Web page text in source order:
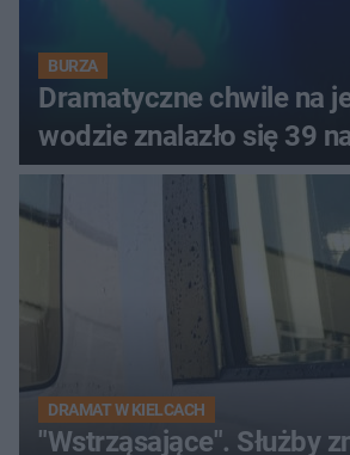
BURZA
Dramatyczne chwile na
wodzie znalazło się 39
DRAMAT W KIELCACH
"Wstrząsające". Służby